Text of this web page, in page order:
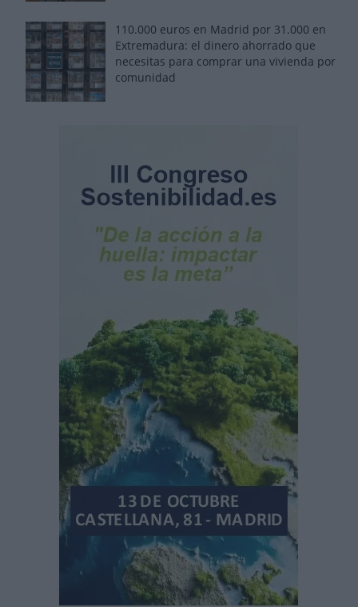
110.000 euros en Madrid por 31.000 en
Extremadura: el dinero ahorrado que
necesitas para comprar una vivienda por
comunidad